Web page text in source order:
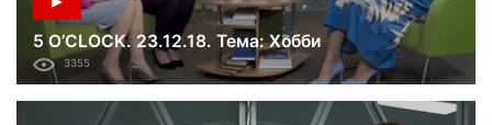
5 O’CLOCK. 23.12.18. Тема: Хобби
3355